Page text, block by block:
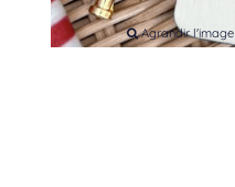
Agrandir l'image